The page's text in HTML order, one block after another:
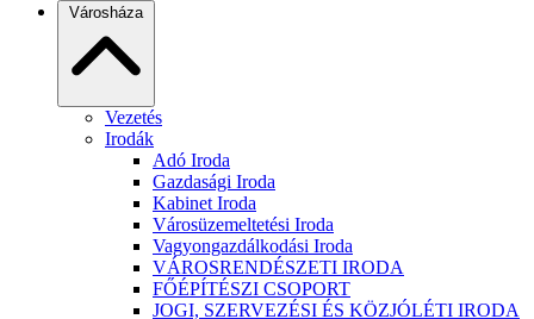
Városháza
Vezetés
Irodák
Adó Iroda
Gazdasági Iroda
Kabinet Iroda
Városüzemeltetési Iroda
Vagyongazdálkodási Iroda
VÁROSRENDÉSZETI IRODA
FŐÉPÍTÉSZI CSOPORT
JOGI, SZERVEZÉSI ÉS KÖZJÓLÉTI IRODA